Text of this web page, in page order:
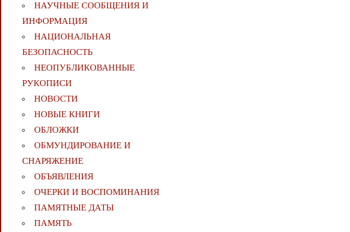
НАУЧНЫЕ СООБЩЕНИЯ И
ИНФОРМАЦИЯ
НАЦИОНАЛЬНАЯ
БЕЗОПАСНОСТЬ
НЕОПУБЛИКОВАННЫЕ
РУКОПИСИ
НОВОСТИ
НОВЫЕ КНИГИ
ОБЛОЖКИ
ОБМУНДИРОВАНИЕ И
СНАРЯЖЕНИЕ
ОБЪЯВЛЕНИЯ
ОЧЕРКИ И ВОСПОМИНАНИЯ
ПАМЯТНЫЕ ДАТЫ
ПАМЯТЬ